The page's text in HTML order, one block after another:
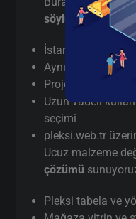
söylüyorum:
İstanbul’da
Aynı gün / hızlı
Proje bazlı teknik
Uzun vadeli
seçimi
pleksi.web.tr
Ucuz malzeme
çözümü
Pleksi tabela ve